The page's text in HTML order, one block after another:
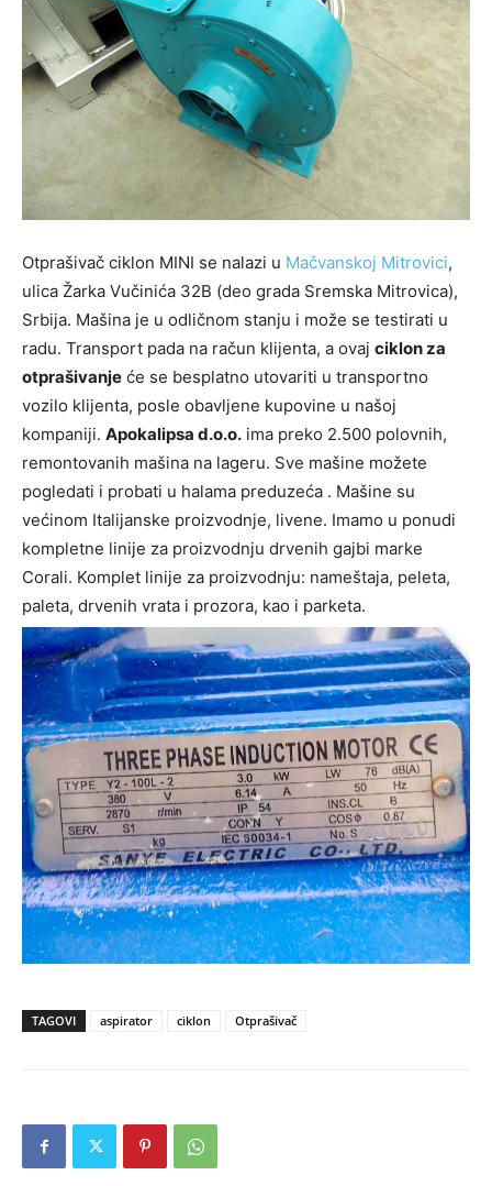
Otprašivač ciklon MINI se nalazi u Mačvanskoj Mitrovici,
ulica Žarka Vučinića 32B (deo grada Sremska Mitrovica),
Srbija. Mašina je u odličnom stanju i može se testirati u
radu. Transport pada na račun klijenta, a ovaj ciklon za
otprašivanje će se besplatno utovariti u transportno
vozilo klijenta, posle obavljene kupovine u našoj
kompaniji. Apokalipsa d.o.o. ima preko 2.500 polovnih,
remontovanih mašina na lageru. Sve mašine možete
pogledati i probati u halama preduzeća . Mašine su
većinom Italijanske proizvodnje, livene. Imamo u ponudi
kompletne linije za proizvodnju drvenih gajbi marke
Corali. Komplet linije za proizvodnju: nameštaja, peleta,
paleta, drvenih vrata i prozora, kao i parketa.
TAGOVI aspirator ciklon Otprašivač